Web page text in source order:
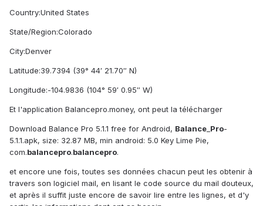
Country:United States
State/Region:Colorado
City:Denver
Latitude:39.7394 (39° 44′ 21.70″ N)
Longitude:-104.9836 (104° 59′ 0.95″ W)
Et l'application Balancepro.money, ont peut la télécharger
Download Balance Pro 5.1.1 free for Android, Balance Pro-
5.1.1.apk, size: 32.87 MB, min android: 5.0 Key Lime Pie,
com.balancepro.balancepro.
et encore une fois, toutes ses données chacun peut les obtenir à
travers son logiciel mail, en lisant le code source du mail douteux,
et après il suffit juste encore de savoir lire entre les lignes, et d'y